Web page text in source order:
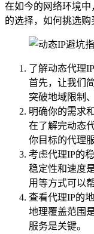
在如今的网络环境
的选择，如何挑选
了解动态代理
首先，让我们
突破地域限制
明确你的需求
在了解完动态
你目标的代理服
考虑代理IP的
稳定性和速度
用等方式可以
查看代理IP的
地理覆盖范围
服务是关键。